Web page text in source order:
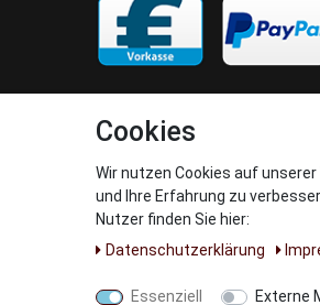
Cookies
Wir nutzen Cookies auf
und Ihre Erfahrung zu
Nutzer finden Sie hier:
Daten­schutz­erklärung
Essenziell Externe